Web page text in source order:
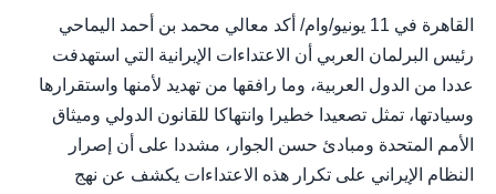
القاهرة في 11 يونيو/وام/ أكد معالي محمد بن أحمد اليماحي
رئيس البرلمان العربي أن الاعتداءات الإيرانية التي استهدفت
عددا من الدول العربية، وما رافقها من تهديد لأمنها واستقرارها
وسيادتها، تمثل تصعيدا خطيرا وانتهاكا للقانون الدولي وميثاق
الأمم المتحدة ومبادئ حسن الجوار، مشددا على أن إصرار
النظام الإيراني على تكرار هذه الاعتداءات يكشف عن نهج